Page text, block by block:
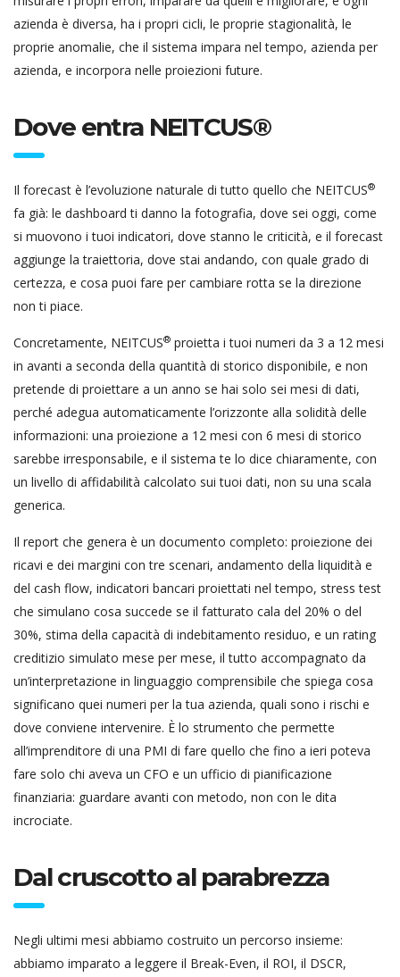
azienda è diversa, ha i propri cicli, le proprie stagionalità, le
proprie anomalie, che il sistema impara nel tempo, azienda per
azienda, e incorpora nelle proiezioni future.
Dove entra NEITCUS®
Il forecast è l’evoluzione naturale di tutto quello che NEITCUS®
fa già: le dashboard ti danno la fotografia, dove sei oggi, come
si muovono i tuoi indicatori, dove stanno le criticità, e il forecast
aggiunge la traiettoria, dove stai andando, con quale grado di
certezza, e cosa puoi fare per cambiare rotta se la direzione
non ti piace.
Concretamente, NEITCUS® proietta i tuoi numeri da 3 a 12 mesi
in avanti a seconda della quantità di storico disponibile, e non
pretende di proiettare a un anno se hai solo sei mesi di dati,
perché adegua automaticamente l’orizzonte alla solidità delle
informazioni: una proiezione a 12 mesi con 6 mesi di storico
sarebbe irresponsabile, e il sistema te lo dice chiaramente, con
un livello di affidabilità calcolato sui tuoi dati, non su una scala
generica.
Il report che genera è un documento completo: proiezione dei
ricavi e dei margini con tre scenari, andamento della liquidità e
del cash flow, indicatori bancari proiettati nel tempo, stress test
che simulano cosa succede se il fatturato cala del 20% o del
30%, stima della capacità di indebitamento residuo, e un rating
creditizio simulato mese per mese, il tutto accompagnato da
un’interpretazione in linguaggio comprensibile che spiega cosa
significano quei numeri per la tua azienda, quali sono i rischi e
dove conviene intervenire. È lo strumento che permette
all’imprenditore di una PMI di fare quello che fino a ieri poteva
fare solo chi aveva un CFO e un ufficio di pianificazione
finanziaria: guardare avanti con metodo, non con le dita
incrociate.
Dal cruscotto al parabrezza
Negli ultimi mesi abbiamo costruito un percorso insieme:
abbiamo imparato a leggere il Break-Even, il ROI, il DSCR,